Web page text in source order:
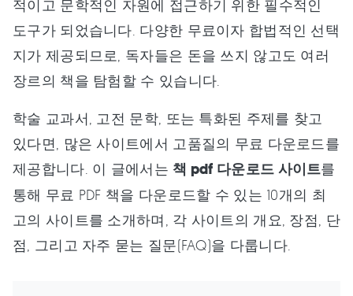
적이고 문학적인 자원에 접근하기 위한 필수적인
도구가 되었습니다. 다양한 무료이자 합법적인 선택
지가 제공되므로, 독자들은 돈을 쓰지 않고도 여러
장르의 책을 탐험할 수 있습니다.
학술 교과서, 고전 문학, 또는 특화된 주제를 찾고
있다면, 많은 사이트에서 고품질의 무료 다운로드를
제공합니다. 이 글에서는책 pdf 다운로드 사이트를
통해 무료 PDF 책을 다운로드할 수 있는 10개의 최
고의 사이트를 소개하며, 각 사이트의 개요, 장점, 단
점, 그리고 자주 묻는 질문(FAQ)을 다룹니다.